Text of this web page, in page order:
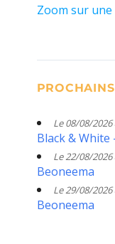
Zoom sur
Le 08/08/2026
Black & White
Le 22/08/2026
Beoneema
Le 29/08/2026
Beoneema